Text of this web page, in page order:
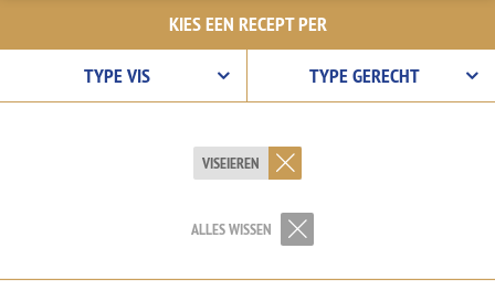
KIES EEN RECEPT PER
TYPE VIS TYPE GERECHT
VISEIEREN
ALLES WISSEN